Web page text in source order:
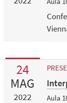
24
MAG
2022 Aula